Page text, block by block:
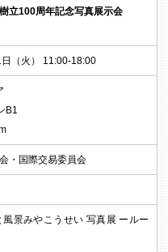
立100周年記念写真展示会
（火） 11:00-18:00
B1
・国際交易委員会
景みやこうせい 写真展 ールー